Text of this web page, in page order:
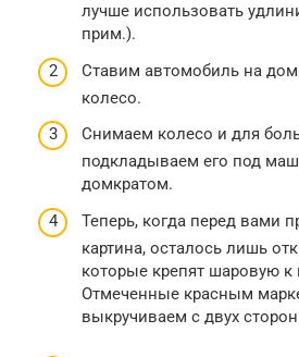
лучше использовать
прим.).
Ставим автомобиль на
колесо.
Снимаем колесо и для
подкладываем его под
домкратом.
Теперь, когда перед вами
картина, осталось лишь
которые крепят шаровую к
Отмеченные красным
выкручиваем с двух